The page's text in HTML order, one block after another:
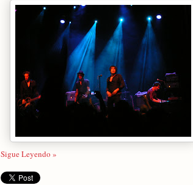
Sigue Leyendo »